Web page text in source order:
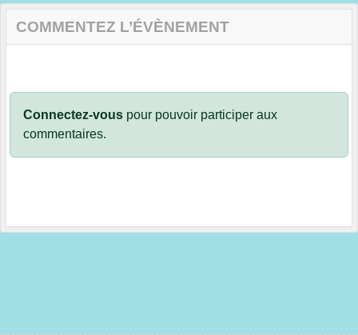
COMMENTEZ L’ÉVÈNEMENT
Connectez-vous pour pouvoir participer aux
commentaires.